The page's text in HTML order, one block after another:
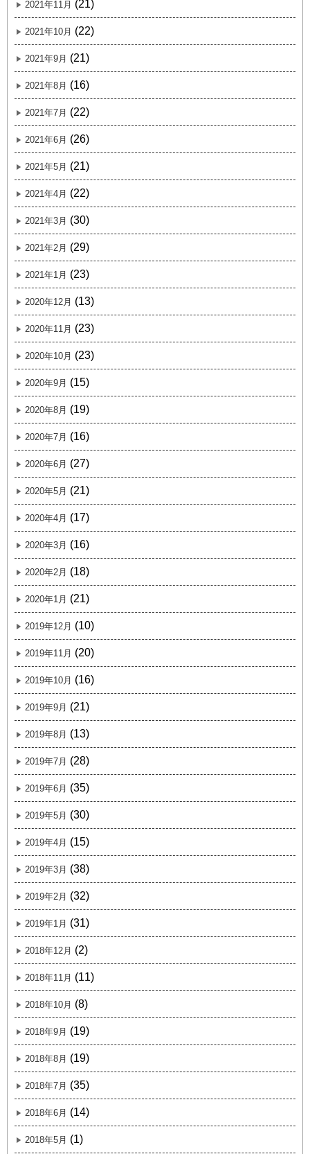
2021年11月 (21)
2021年10月 (22)
2021年9月 (21)
2021年8月 (16)
2021年7月 (22)
2021年6月 (26)
2021年5月 (21)
2021年4月 (22)
2021年3月 (30)
2021年2月 (29)
2021年1月 (23)
2020年12月 (13)
2020年11月 (23)
2020年10月 (23)
2020年9月 (15)
2020年8月 (19)
2020年7月 (16)
2020年6月 (27)
2020年5月 (21)
2020年4月 (17)
2020年3月 (16)
2020年2月 (18)
2020年1月 (21)
2019年12月 (10)
2019年11月 (20)
2019年10月 (16)
2019年9月 (21)
2019年8月 (13)
2019年7月 (28)
2019年6月 (35)
2019年5月 (30)
2019年4月 (15)
2019年3月 (38)
2019年2月 (32)
2019年1月 (31)
2018年12月 (2)
2018年11月 (11)
2018年10月 (8)
2018年9月 (19)
2018年8月 (19)
2018年7月 (35)
2018年6月 (14)
2018年5月 (1)